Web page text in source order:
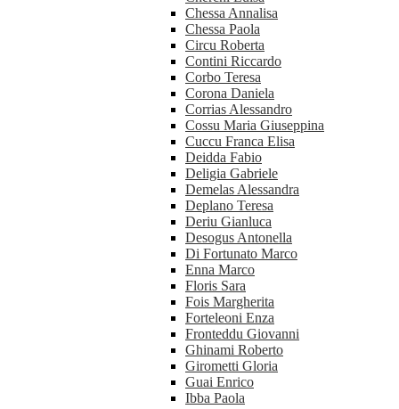
Chessa Annalisa
Chessa Paola
Circu Roberta
Contini Riccardo
Corbo Teresa
Corona Daniela
Corrias Alessandro
Cossu Maria Giuseppina
Cuccu Franca Elisa
Deidda Fabio
Deligia Gabriele
Demelas Alessandra
Deplano Teresa
Deriu Gianluca
Desogus Antonella
Di Fortunato Marco
Enna Marco
Floris Sara
Fois Margherita
Forteleoni Enza
Fronteddu Giovanni
Ghinami Roberto
Girometti Gloria
Guai Enrico
Ibba Paola